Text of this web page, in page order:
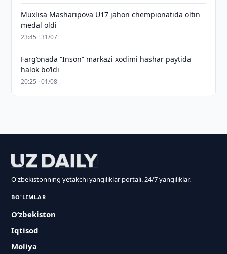
Muxlisa Masharipova U17 jahon chempionatida oltin
medal oldi
23:45 · 31/07
Farg‘onada “Inson” markazi xodimi hashar paytida
halok bo‘ldi
20:25 · 01/08
O'zbekistonning yetakchi yangiliklar portali. 24/7 yangiliklar.
BO'LIMLAR
O‘zbekiston
Iqtisod
Moliya